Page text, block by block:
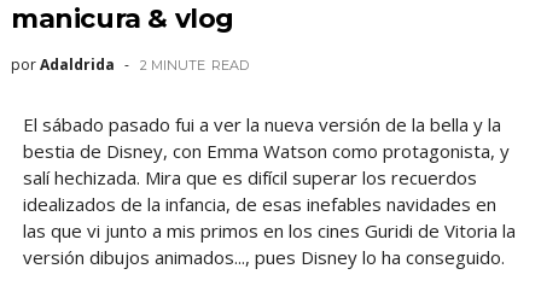
manicura & vlog
porAdaldrida 2 MINUTE READ
El sábado pasado fui a ver la nueva versión de la bella y la
bestia de Disney, con Emma Watson como protagonista, y
salí hechizada. Mira que es difícil superar los recuerdos
idealizados de la infancia, de esas inefables navidades en
las que vi junto a mis primos en los cines Guridi de Vitoria la
versión dibujos animados..., pues Disney lo ha conseguido.